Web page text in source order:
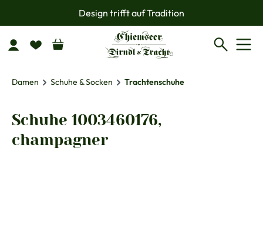
Zum Hauptinhalt springenDesign trifft auf Tradition
Damen Schuhe & Socken Trachtenschuhe
Schuhe 1003460176,
champagner